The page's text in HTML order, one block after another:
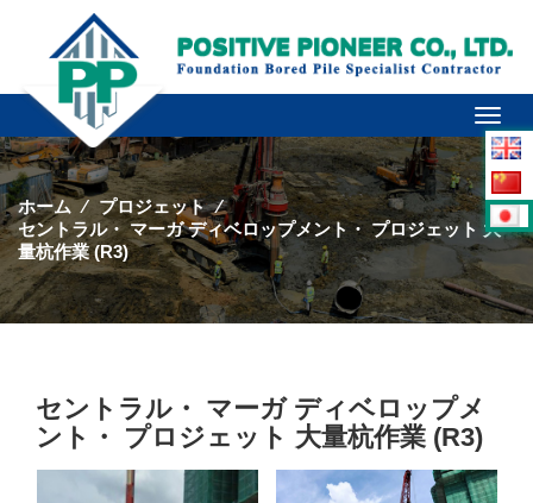
ホーム ⁄ プロジェット ⁄
セントラル・ マーガ ディベロップメント・ プロジェット 大
量杭作業 (R3)
セントラル・ マーガ ディベロップメ
ント・ プロジェット 大量杭作業 (R3)